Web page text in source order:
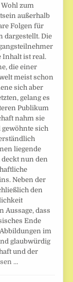
zum
außerhalb
Folgen für
dargestellt. Die
Inhalt ist real.
die einer
meist schon
sich aber
gelang es
Publikum
nahm sie
sich
liegende
nun den
Neben der
den
Aussage, dass
Ende
im
glaubwürdig
und der
…